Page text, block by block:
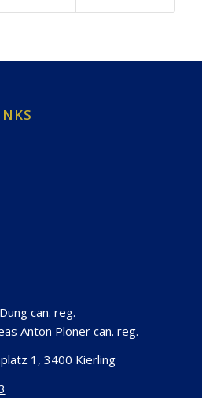
can. reg.
Anton Ploner can. reg.
1, 3400 Kierling